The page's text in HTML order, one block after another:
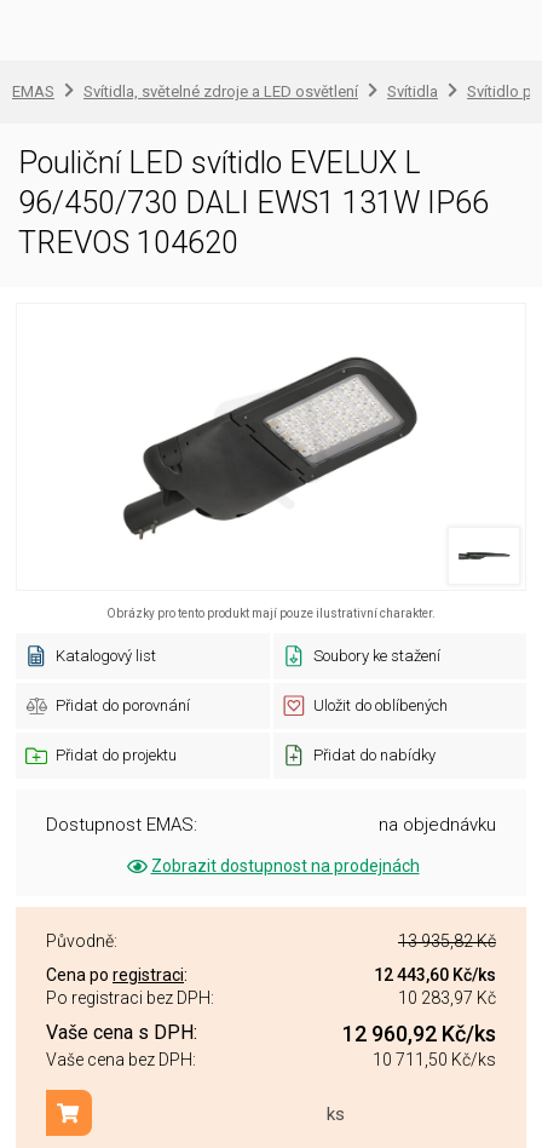
EMAS Svítidla, světelné zdroje a LED osvětlení Svítidla Svítidlo
Pouliční LED svítidlo EVELUX L
96/450/730 DALI EWS1 131W IP66
TREVOS 104620
Obrázky pro tento produkt mají pouze ilustrativní charakter.
Katalogový list Soubory ke stažení
Přidat do porovnání Uložit do oblíbených
Přidat do projektu Přidat do nabídky
Dostupnost EMAS: na objednávku
Zobrazit dostupnost na prodejnách
Původně:
13 935,82 Kč
Cena po registraci: 12 443,60 Kč/ks
Po registraci bez DPH:
10 283,97 Kč
Vaše cena s DPH: 12 960,92 Kč/ks
Vaše cena bez DPH: 10 711,50 Kč/ks
ks
Přidat do košíku